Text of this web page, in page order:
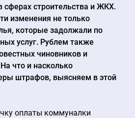
сферах строительства и ЖКХ.
изменения не только
которые задолжали по
услуг. Рублем также
чиновников и
что и насколько
штрафов, выясняем в этой
оплаты коммуналки